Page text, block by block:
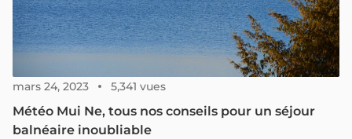
mars 24, 2023 5,341 vues
Météo Mui Ne, tous nos conseils pour un séjour
balnéaire inoubliable